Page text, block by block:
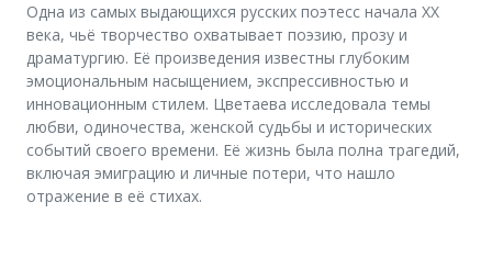
Одна из самых выдающихся русских поэтесс начала XX
века, чьё творчество охватывает поэзию, прозу и
драматургию. Её произведения известны глубоким
эмоциональным насыщением, экспрессивностью и
инновационным стилем. Цветаева исследовала темы
любви, одиночества, женской судьбы и исторических
событий своего времени. Её жизнь была полна трагедий,
включая эмиграцию и личные потери, что нашло
отражение в её стихах.